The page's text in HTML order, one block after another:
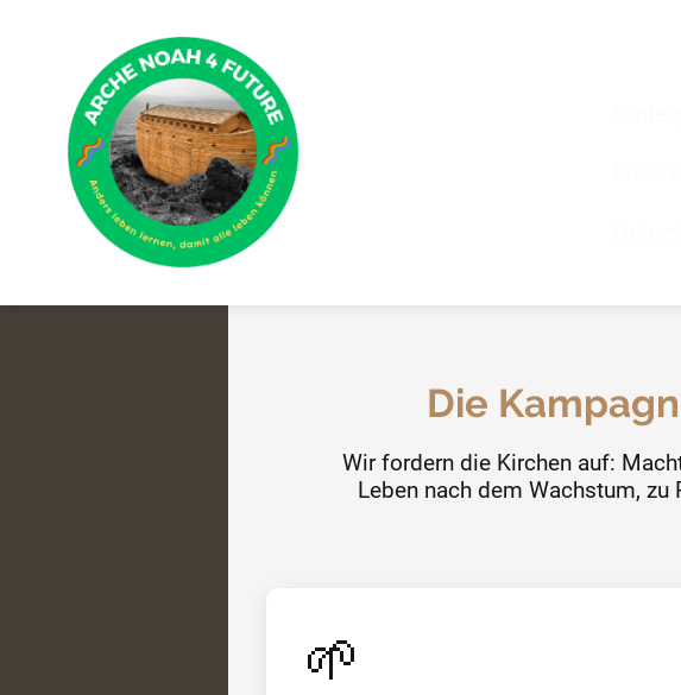
Die
Wir fordern die Kirchen auf:
Leben nach dem Wachstum,
🌱